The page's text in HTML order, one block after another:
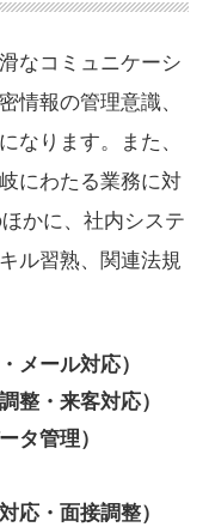
なコミュニケーシ
情報の管理意識、
なります。また、
にわたる業務に対
かに、社内システ
ル習熟、関連法規
メール対応）
整・来客対応）
タ管理）
応・面接調整）